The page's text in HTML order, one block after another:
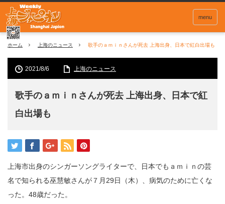
menu
ホーム 上海のニュース 歌手のａｍｉｎさんが死去 上海出身、日本で紅白出場も
2021/8/6 上海のニュース
歌手のａｍｉｎさんが死去 上海出身、日本で紅
白出場も
上海市出身のシンガーソングライターで、日本でもａｍｉｎの芸
名で知られる巫慧敏さんが７月 29日（木）、病気のために亡くな
った。 48歳だった。